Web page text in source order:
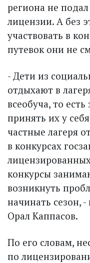
региона не
лицензии. А без
участвовать в
путевок они не
- Дети из
отдыхают в
всеобуча, то
принять их у
частные лагеря
в конкурсах
конкурсы
возникнуть
начинать сезон,
Орал Каппасов.
По его словам,
по